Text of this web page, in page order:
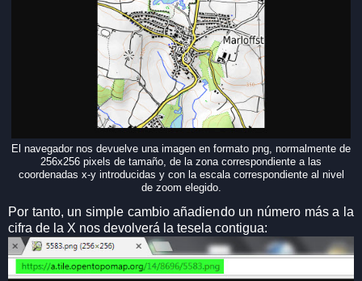
El navegador nos devuelve una imagen en formato png, normalmente de
256x256 pixels de tamaño, de la zona correspondiente a las
coordenadas x-y introducidas y con la escala correspondiente al nivel
de zoom elegido.
Por tanto, un simple cambio añadiendo un número más a la
cifra de la X nos devolverá la tesela contigua: